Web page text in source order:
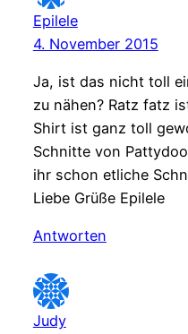
Epilele
4. November 2015
Ja, ist das nicht toll
zu nähen? Ratz fatz
Shirt ist ganz toll
Schnitte von
ihr schon etliche
Liebe Grüße Epilele
Antworten
Judy